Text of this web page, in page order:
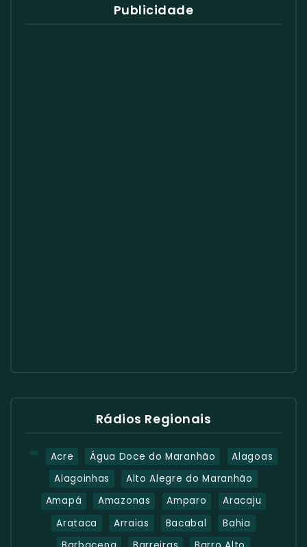
Publicidade
Rádios Regionais
Acre Água Doce do Maranhão
Alagoas
Alagoinhas
Alto Alegre do Maranhão
Amapá
Amazonas Amparo
Aracaju
Arataca
Arraias Bacabal
Bahia